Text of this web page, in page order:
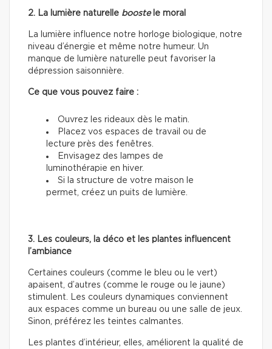
2. La lumière naturelle boostele moral
La lumière influence notre horloge biologique, notre
niveau d’énergie et même notre humeur. Un
manque de lumière naturelle peut favoriser la
dépression saisonnière.
Ce que vous pouvez faire :
Ouvrez les rideaux dès le matin.
Placez vos espaces de travail ou de
lecture près des fenêtres.
Envisagez des lampes de
luminothérapie en hiver.
Si la structure de votre maison le
permet, créez un puits de lumière.
3. Les couleurs, la déco et les plantes influencent
l’ambiance
Certaines couleurs (comme le bleu ou le vert)
apaisent, d’autres (comme le rouge ou le jaune)
stimulent. Les couleurs dynamiques conviennent
aux espaces comme un bureau ou une salle de jeux.
Sinon, préférez les teintes calmantes.
Les plantes d’intérieur, elles, améliorent la qualité de